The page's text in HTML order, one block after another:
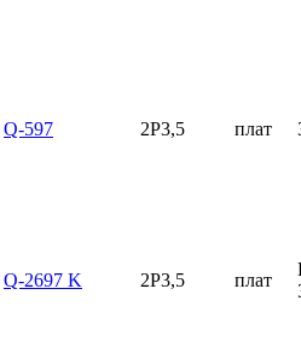
Q-597 2P3,5 плат
Q-2697 K 2P3,5 плат